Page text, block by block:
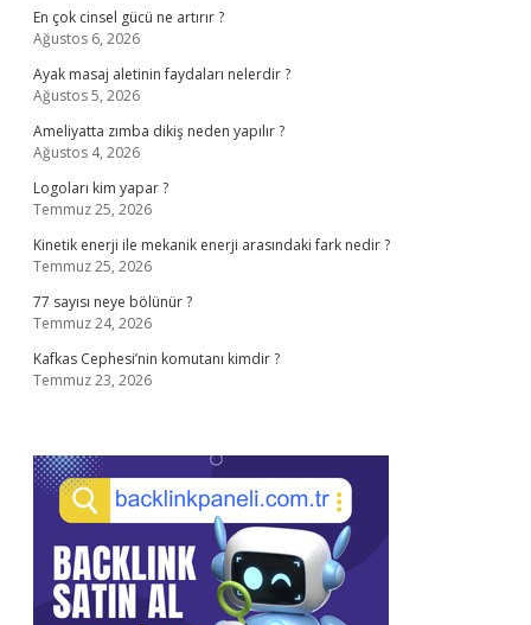
En çok cinsel gücü ne artırır ?
Ağustos 6, 2026
Ayak masaj aletinin faydaları nelerdir ?
Ağustos 5, 2026
Ameliyatta zımba dikiş neden yapılır ?
Ağustos 4, 2026
Logoları kim yapar ?
Temmuz 25, 2026
Kinetik enerji ile mekanik enerji arasındaki fark nedir ?
Temmuz 25, 2026
77 sayısı neye bölünür ?
Temmuz 24, 2026
Kafkas Cephesi’nin komutanı kimdir ?
Temmuz 23, 2026